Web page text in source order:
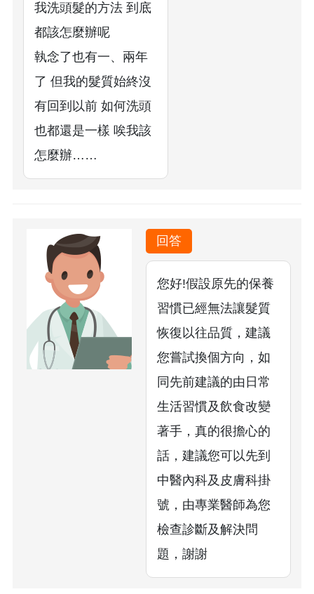
我洗頭髮的方法 到底
都該怎麼辦呢
執念了也有一、兩年
了 但我的髮質始終沒
有回到以前 如何洗頭
也都還是一樣 唉我該
怎麼辦……
回答
您好!假設原先的保養
習慣已經無法讓髮質
恢復以往品質，建議
您嘗試換個方向，如
同先前建議的由日常
生活習慣及飲食改變
著手，真的很擔心的
話，建議您可以先到
中醫內科及皮膚科掛
號，由專業醫師為您
檢查診斷及解決問
題，謝謝